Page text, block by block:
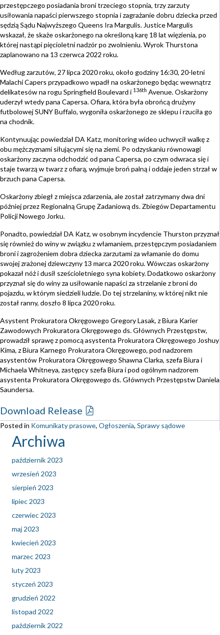
przestępczego posiadania broni trzeciego stopnia, trzy zarzuty
usiłowania napaści pierwszego stopnia i zagrażanie dobru dziecka przed
sędzią Sądu Najwyższego Queens Ira Margulis. Justice Margulis
wskazał, że skaże oskarżonego na określoną karę 18 lat więzienia, po
której nastąpi pięcioletni nadzór po zwolnieniu. Wyrok Thurstona
zaplanowano na 13 czerwca 2022 roku.
Według zarzutów, 27 lipca 2020 roku, około godziny 16:30, 20-letni
Malachi Capers przypadkowo wpadł na oskarżonego będąc wewnątrz
delikatesów na rogu Springfield Boulevard i 136th Avenue. Oskarżony
uderzył wtedy pana Capersa. Ofiara, która była obrońcą drużyny
futbolowej SUNY Buffalo, wygoniła oskarżonego ze sklepu i rzuciła go
na chodnik.
Kontynuując powiedział DA Katz, monitoring wideo uchwycił walkę z
obu mężczyznami siłującymi się na ziemi. Po odzyskaniu równowagi
oskarżony zaczyna odchodzić od pana Capersa, po czym odwraca się i
staje twarzą w twarz z ofiarą, wyjmuje broń palną i oddaje jeden strzał w
brzuch pana Capersa.
Oskarżony zbiegł z miejsca zdarzenia, ale został zatrzymany dwa dni
później przez Regionalną Grupę Zadaniową ds. Zbiegów Departamentu
Policji Nowego Jorku.
Ponadto, powiedział DA Katz, w osobnym incydencie Thurston przyznał
się również do winy w związku z włamaniem, przestępczym posiadaniem
broni i zagrożeniem dobra dziecka zarzutami za włamanie do domu
swojej zrażonej dziewczyny 13 marca 2020 roku. Wówczas oskarżony
pokazał nóż i dusił sześcioletniego syna kobiety. Dodatkowo oskarżony
przyznał się do winy za usiłowanie napaści za strzelanie z broni do
pojazdu, w którym siedzieli ludzie. Do tej strzelaniny, w której nikt nie
został ranny, doszło 8 lipca 2020 roku.
Asystent Prokuratora Okręgowego Gregory Lasak, z Biura Karier
Zawodowych Prokuratora Okręgowego ds. Głównych Przestępstw,
prowadził sprawę z pomocą asystenta Prokuratora Okręgowego Joshuy
Kima, z Biura Karnego Prokuratora Okręgowego, pod nadzorem
asystentów Prokuratora Okręgowego Shawna Clarka, szefa Biura i
Michaela Whitneya, zastępcy szefa Biura i pod ogólnym nadzorem
asystenta Prokuratora Okręgowego ds. Głównych Przestępstw Daniela
Saundersa.
Download Release
Posted in Komunikaty prasowe, Ogłoszenia, Sprawy sądowe
Archiwa
październik 2023
wrzesień 2023
sierpień 2023
lipiec 2023
czerwiec 2023
maj 2023
kwiecień 2023
marzec 2023
luty 2023
styczeń 2023
grudzień 2022
listopad 2022
październik 2022